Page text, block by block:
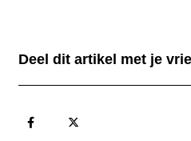
Deel dit artikel met je